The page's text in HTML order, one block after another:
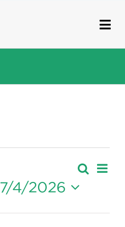
Navegação
de
e
Lista
7/4/2026